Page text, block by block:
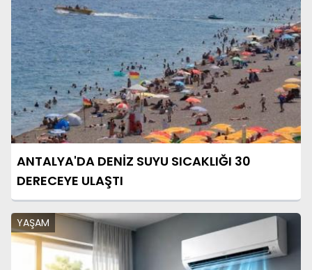
ANTALYA'DA DENİZ SUYU SICAKLIĞI 30
DERECEYE ULAŞTI
YAŞAM